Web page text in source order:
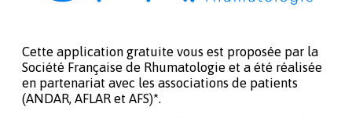
Cette application gratuite vous est proposée par la
Société Française de Rhumatologie et a été réalisée
en partenariat avec les associations de patients
(ANDAR, AFLAR et AFS)*.